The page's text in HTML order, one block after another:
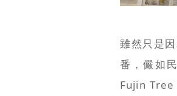
雖然只是
番，儼如
Fujin Tree